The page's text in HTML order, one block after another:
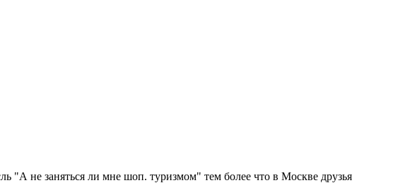
"А не заняться ли мне шоп. туризмом" тем более что в Москве друзья